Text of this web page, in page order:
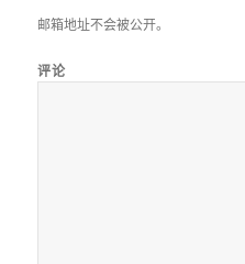
邮箱地址不会被公开。
评论